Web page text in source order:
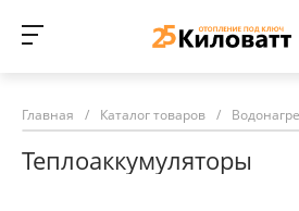
Главная / Каталог товаров /
Теплоаккумуляторы